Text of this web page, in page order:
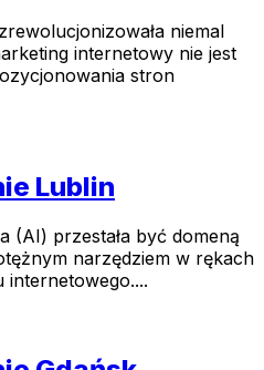
niemal
internetowy nie jest
stron
Lublin
(AI) przestała być domeną
narzędziem w rękach
internetowego....